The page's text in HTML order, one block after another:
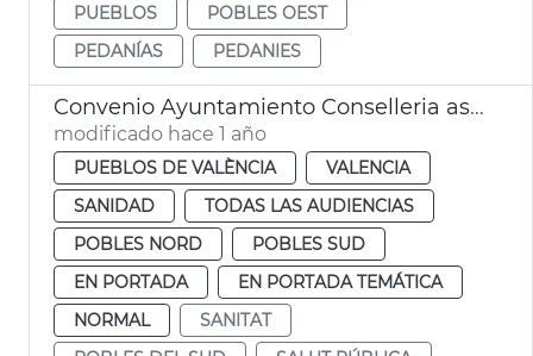
PUEBLOS
POBLES OEST
PEDANÍAS
PEDANIES
Convenio Ayuntamiento Conselleria asistencia médica pedanías València
modificado hace 1 año
PUEBLOS DE VALÈNCIA
VALENCIA
SANIDAD
TODAS LAS AUDIENCIAS
POBLES NORD
POBLES SUD
EN PORTADA
EN PORTADA TEMÁTICA
NORMAL
SANITAT